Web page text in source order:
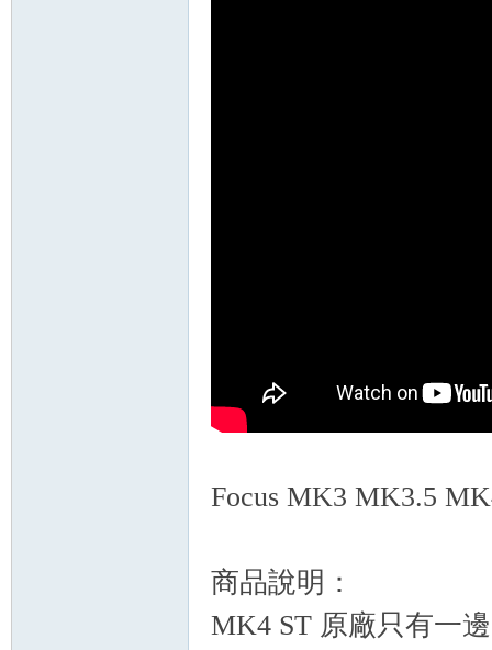
Focus MK3 MK3.5
商品說明：
MK4 ST 原廠只有一